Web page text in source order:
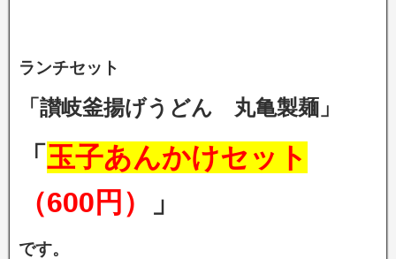
ランチセット
「讃岐釜揚げうどん 丸亀製麺」
「 玉子あんかけセット
（600円）
」
です。